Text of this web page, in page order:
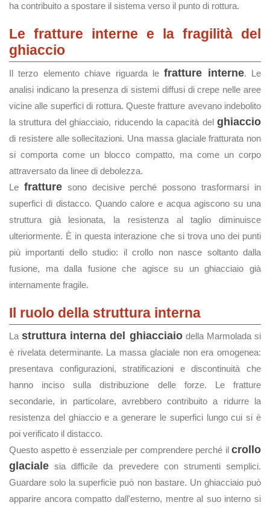
ha contribuito a spostare il sistema verso il punto di rottura.
Le fratture interne e la fragilità del
ghiaccio
Il terzo elemento chiave riguarda lefratture interne. Le
analisi indicano la presenza di sistemi diffusi di crepe nelle aree
vicine alle superfici di rottura. Queste fratture avevano indebolito
la struttura del ghiacciaio, riducendo la capacità del ghiaccio
di resistere alle sollecitazioni. Una massa glaciale fratturata non
si comporta come un blocco compatto, ma come un corpo
attraversato da linee di debolezza.
Le fratturesono decisive perché possono trasformarsi in
superfici di distacco. Quando calore e acqua agiscono su una
struttura già lesionata, la resistenza al taglio diminuisce
ulteriormente. È in questa interazione che si trova uno dei punti
più importanti dello studio: il crollo non nasce soltanto dalla
fusione, ma dalla fusione che agisce su un ghiacciaio già
internamente fragile.
Il ruolo della struttura interna
Lastruttura interna del ghiacciaiodella Marmolada si
è rivelata determinante. La massa glaciale non era omogenea:
presentava configurazioni, stratificazioni e discontinuità che
hanno inciso sulla distribuzione delle forze. Le fratture
secondarie, in particolare, avrebbero contribuito a ridurre la
resistenza del ghiaccio e a generare le superfici lungo cui si è
poi verificato il distacco.
Questo aspetto è essenziale per comprendere perché il crollo
glaciale sia difficile da prevedere con strumenti semplici.
Guardare solo la superficie può non bastare. Un ghiacciaio può
apparire ancora compatto dall'esterno, mentre al suo interno si